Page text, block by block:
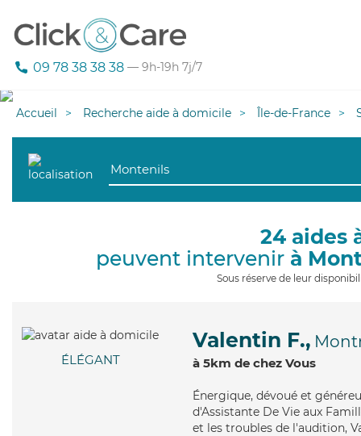
09 78 38 38 38 — 9h-19h 7j/7
Accueil Recherche aide à domicile Île-de-France
24 aides
peuvent intervenir à
Sous réserve de leur
ÉLÉGANT
Valentin F.,
à 5km de chez Vous
Énergique, dévoué et
d'Assistante De Vie aux
et les troubles de l'audition,